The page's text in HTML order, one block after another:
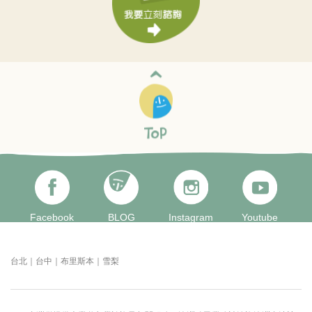
Facebook BLOG Instagram Youtube
台北｜台中｜布里斯本｜雪梨